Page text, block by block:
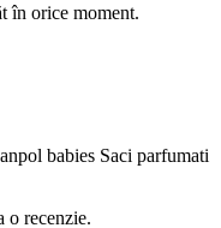
în orice moment.
babies Saci parfumati
o recenzie.